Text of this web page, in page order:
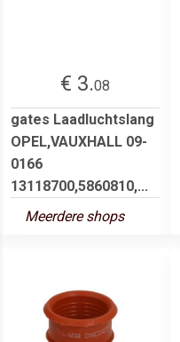
€ 3.08
gates Laadluchtslang
OPEL,VAUXHALL 09-
0166
13118700,5860810,...
Meerdere shops